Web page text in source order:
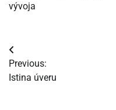
vývoja
Navigácia
v
Previous:
Istina úveru